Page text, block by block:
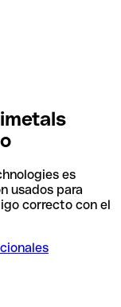
es
usados para
correcto con el